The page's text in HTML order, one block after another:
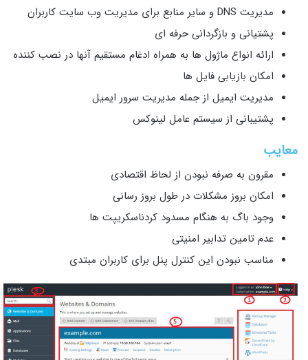
مدیریت DNS و سایر منابع برای مدیریت وب سایت کاربران
پشتیانی و بازگردانی حرفه ای
ارائه انواع ماژول ها به همراه ادغام مستقیم آنها در نصب کننده
امکان بازیابی فایل ها
مدیریت ایمیل از جمله مدیریت سرور ایمیل
پشتیبانی از سیستم عامل لینوکس
معایب
مقرون به صرفه نبودن از لحاظ اقتصادی
امکان بروز مشکلات در طول بروز رسانی
وجود باگ به هنگام مسدود کردناسکریپت ها
عدم تامین تدابیر امنیتی
مناسب نبودن این کنترل پنل برای کاربران مبتدی